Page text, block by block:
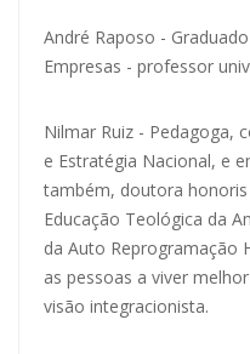
André Raposo -
Empresas - professor
Nilmar Ruiz - Pedagoga,
e Estratégia Nacional, e
também, doutora honoris
Educação Teológica da
da Auto Reprogramação
as pessoas a viver
visão integracionista.